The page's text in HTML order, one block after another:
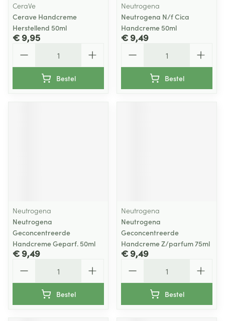
CeraVe
Cerave Handcreme
Herstellend 50ml
€ 9,95
Bestel
Neutrogena
Neutrogena N/f Cica
Handcreme 50ml
€ 9,49
Bestel
Neutrogena
Neutrogena
Geconcentreerde
Handcreme Geparf. 50ml
€ 9,49
Bestel
Neutrogena
Neutrogena
Geconcentreerde
Handcreme Z/parfum 75ml
€ 9,49
Bestel